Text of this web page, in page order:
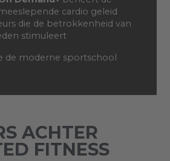
cardio geleid
die de betrokkenheid van
stimuleert
de moderne sportschool
ACHTER
FITNESS